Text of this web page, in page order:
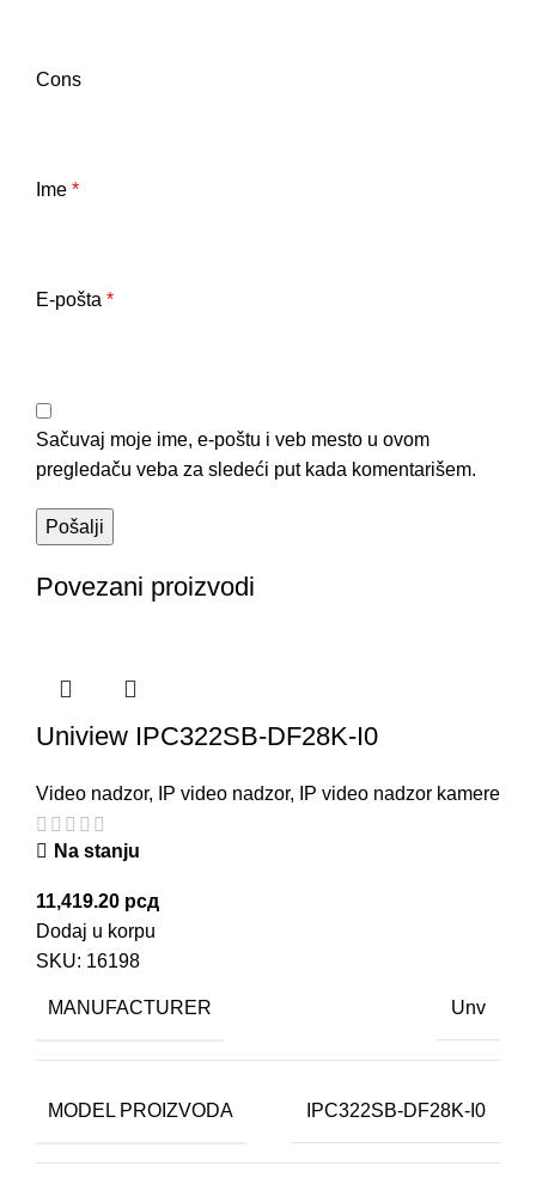
Cons
Ime *
E-pošta *
Sačuvaj moje ime, e-poštu i veb mesto u ovom
pregledaču veba za sledeći put kada komentarišem.
Povezani proizvodi
Uniview IPC322SB-DF28K-I0
Video nadzor, IP video nadzor, IP video nadzor kamere
Na stanju
11,419.20 рсд
Dodaj u korpu
SKU: 16198
MANUFACTURER Unv
MODEL PROIZVODA IPC322SB-DF28K-I0